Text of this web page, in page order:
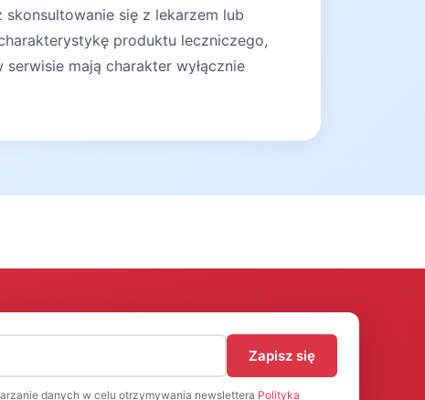
się z lekarzem lub
produktu leczniczego,
mają charakter wyłącznie
Zapisz się
danych w celu otrzymywania newslettera Polityka